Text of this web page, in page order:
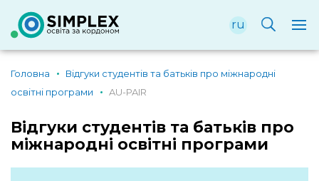
ru
Головна
Відгуки студентів та батьків про міжнародні
освітні програми
AU-PAIR
Відгуки студентів та батьків про
міжнародні освітні програми